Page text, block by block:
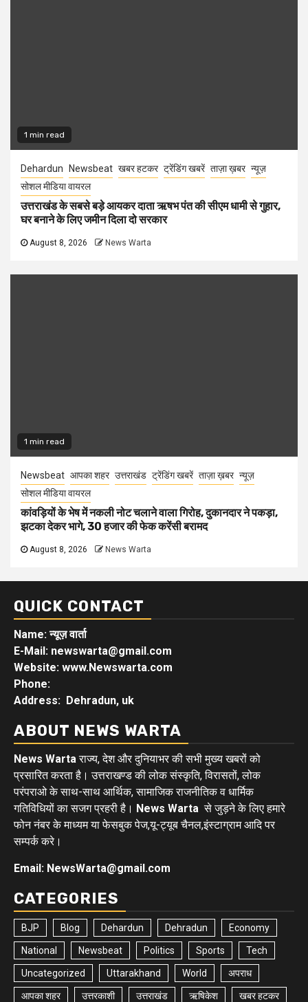
1 min read
Dehardun Newsbeat खबर हटकर ट्रेंडिंग खबरें ताज़ा ख़बर न्यूज़
सोशल मीडिया वायरल
उत्तराखंड के सबसे बड़े आयकर दाता ऋषभ पंत की सीएम धामी से गुहार,
घर बनाने के लिए जमीन दिला दो सरकार
August 8, 2026 News Warta
1 min read
Newsbeat आपका शहर उत्तराखंड ट्रेंडिंग खबरें ताज़ा ख़बर न्यूज़
सोशल मीडिया वायरल
कांवड़ियों के भेष में नकली नोट चलाने वाला गिरोह, दुकानदार ने पकड़ा,
झटका देकर भागे, 30 हजार की फेक करेंसी बरामद
August 8, 2026 News Warta
QUICK CONTACT
Name: न्यूज़ वार्ता
E-Mail: newswarta@gmail.com
Website: www.Newswarta.com
Phone:
Address: Dehradun, uk
ABOUT NEWS WARTA
News Wartaराज्य, देश और दुनियाभर की सभी मुख्य खबरों को
प्रसारित करता है। उत्तराखण्ड की लोक संस्कृति, विरासतों, लोक
परंपराओ के साथ-साथ आर्थिक, सामाजिक राजनीतिक व धार्मिक
गतिविधियों का सजग प्रहरी है। News Warta से जुड़ने के लिए हमारे
फोन नंबर के माध्यम या फेसबुक पेज,यू-ट्यूब चैनल,इंस्टाग्राम आदि पर
सम्पर्क करे।
Email: NewsWarta@gmail.com
CATEGORIES
BJP Blog Dehardun Dehradun Economy
National Newsbeat Politics Sports Tech
Uncategorized Uttarakhand World अपराध
आपका शहर उत्तरकाशी उत्तराखंड ऋषिकेश खबर हटकर